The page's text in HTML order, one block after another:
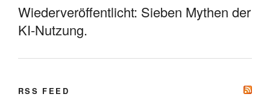
Wiederveröffentlicht: Sieben Mythen der
KI-Nutzung.
RSS FEED